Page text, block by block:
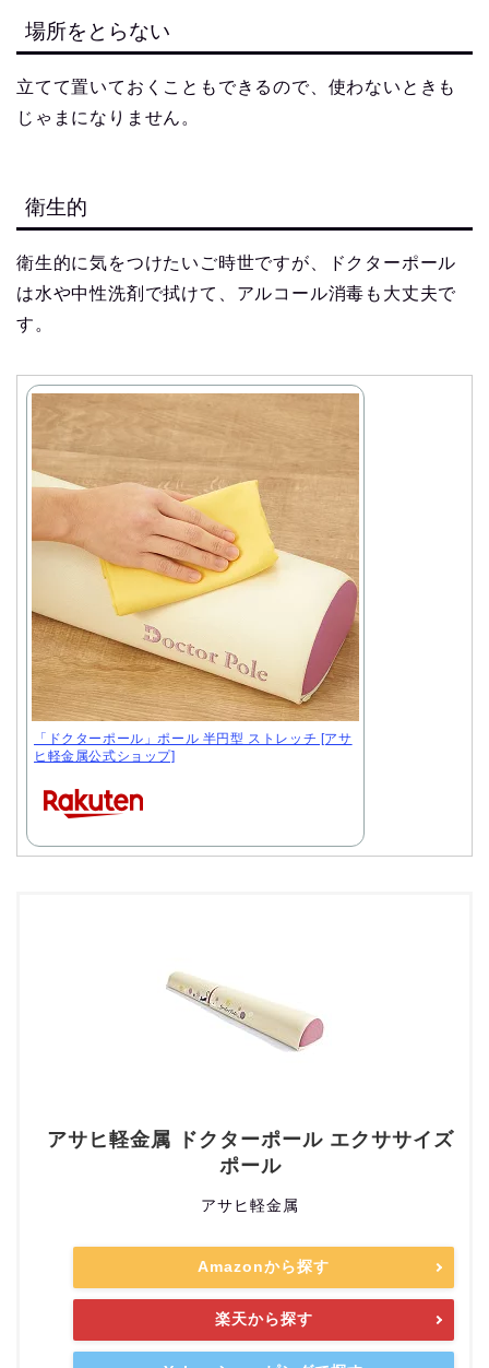
場所をとらない
立てて置いておくこともできるので、使わないときも
じゃまになりません。
衛生的
衛生的に気をつけたいご時世ですが、ドクターポール
は水や中性洗剤で拭けて、アルコール消毒も大丈夫で
す。
「ドクターポール」ポール 半円型 ストレッチ [アサ
ヒ軽金属公式ショップ]
アサヒ軽金属 ドクターポール エクササイズ
ポール
アサヒ軽金属
Amazonから探す
楽天から探す